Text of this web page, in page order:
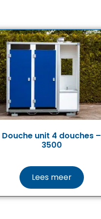
Douche unit 4 douches –
3500
Lees meer